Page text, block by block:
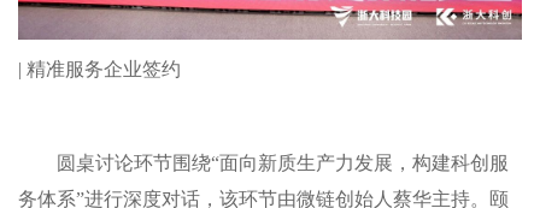
| 精准服务企业签约
圆桌讨论环节围绕“面向新质生产力发展，构建科创服
务体系”进行深度对话，该环节由微链创始人蔡华主持。
颐